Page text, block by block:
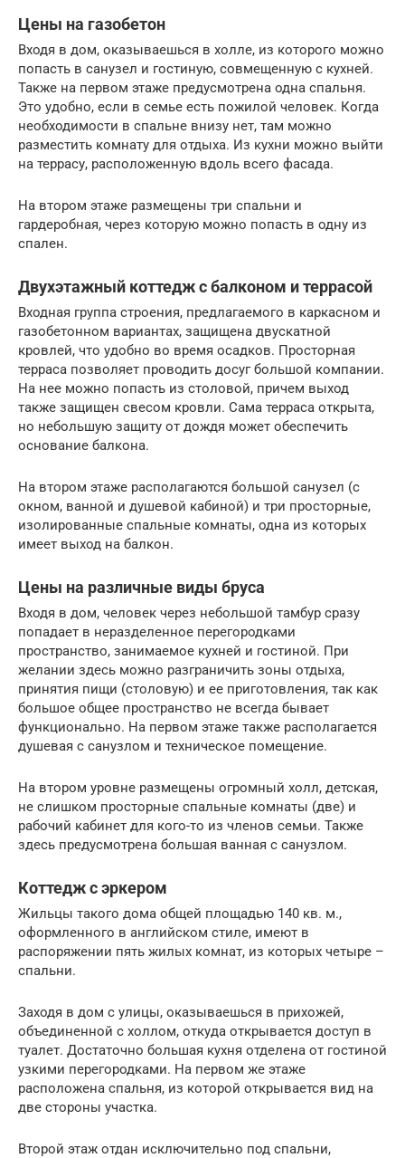
Цены на газобетон
Входя в дом, оказываешься в холле, из которого можно
попасть в санузел и гостиную, совмещенную с кухней.
Также на первом этаже предусмотрена одна спальня.
Это удобно, если в семье есть пожилой человек. Когда
необходимости в спальне внизу нет, там можно
разместить комнату для отдыха. Из кухни можно выйти
на террасу, расположенную вдоль всего фасада.
На втором этаже размещены три спальни и
гардеробная, через которую можно попасть в одну из
спален.
Двухэтажный коттедж с балконом и террасой
Входная группа строения, предлагаемого в каркасном и
газобетонном вариантах, защищена двускатной
кровлей, что удобно во время осадков. Просторная
терраса позволяет проводить досуг большой компании.
На нее можно попасть из столовой, причем выход
также защищен свесом кровли. Сама терраса открыта,
но небольшую защиту от дождя может обеспечить
основание балкона.
На втором этаже располагаются большой санузел (с
окном, ванной и душевой кабиной) и три просторные,
изолированные спальные комнаты, одна из которых
имеет выход на балкон.
Цены на различные виды бруса
Входя в дом, человек через небольшой тамбур сразу
попадает в неразделенное перегородками
пространство, занимаемое кухней и гостиной. При
желании здесь можно разграничить зоны отдыха,
принятия пищи (столовую) и ее приготовления, так как
большое общее пространство не всегда бывает
функционально. На первом этаже также располагается
душевая с санузлом и техническое помещение.
На втором уровне размещены огромный холл, детская,
не слишком просторные спальные комнаты (две) и
рабочий кабинет для кого-то из членов семьи. Также
здесь предусмотрена большая ванная с санузлом.
Коттедж с эркером
Жильцы такого дома общей площадью 140 кв. м.,
оформленного в английском стиле, имеют в
распоряжении пять жилых комнат, из которых четыре –
спальни.
Заходя в дом с улицы, оказываешься в прихожей,
объединенной с холлом, откуда открывается доступ в
туалет. Достаточно большая кухня отделена от гостиной
узкими перегородками. На первом же этаже
расположена спальня, из которой открывается вид на
две стороны участка.
Второй этаж отдан исключительно под спальни,